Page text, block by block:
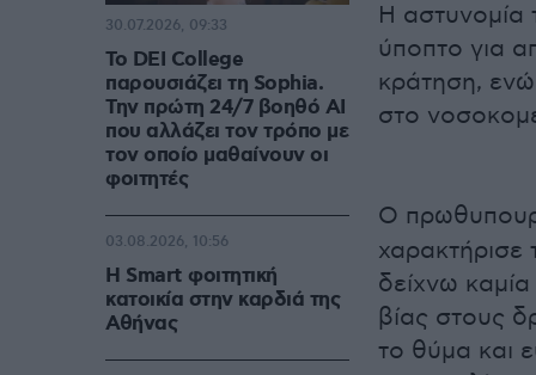
Η αστυνομία
ύποπτο για
κράτηση,
στο
Ο
χαρακτήρισε
δείχνω
βίας στους
το θύμα και
Το DEI College
παρουσιάζει τη Sophia.
Την πρώτη 24/7 βοηθό AI
που αλλάζει τον τρόπο με
τον οποίο μαθαίνουν οι
φοιτητές
30.07.2026, 09:33
Η Smart φοιτητική
κατοικία στην καρδιά της
Αθήνας
03.08.2026, 10:56